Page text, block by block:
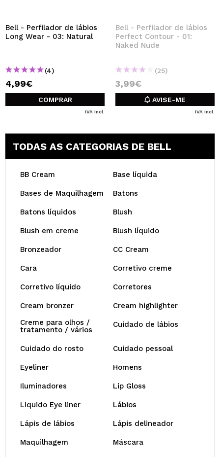
Bell - Perfilador de lábios
Long Wear - 03: Natural
(4)
4,99€
COMPRAR
IVA Incl.
Bell - Perfilador de lábios
Perfect Contour - 01:
Naked Nude
(25)
3,99€
AVISE-ME
IVA Incl.
TODAS AS CATEGORIAS DE BELL
BB Cream Base líquida
Bases de Maquilhagem Batons
Batons líquidos Blush
Blush em creme Blush líquido
Bronzeador CC Cream
Cara Corretivo creme
Corretivo líquido Corretores
Cream bronzer
Cream highlighter
Creme para olhos /
tratamento / vários
Cuidado de lábios
Cuidado do rosto Cuidado pessoal
Eyeliner Homens
Iluminadores Lip Gloss
Liquido Eye liner Lábios
Lápis de lábios Lápis delineador
Maquilhagem Máscara